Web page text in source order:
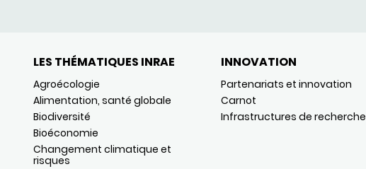
LES THÉMATIQUES INRAE
Agroécologie
Alimentation, santé globale
Biodiversité
Bioéconomie
Changement climatique et
risques
INNOVATION
Partenariats et innovation
Carnot
Infrastructures de recherche